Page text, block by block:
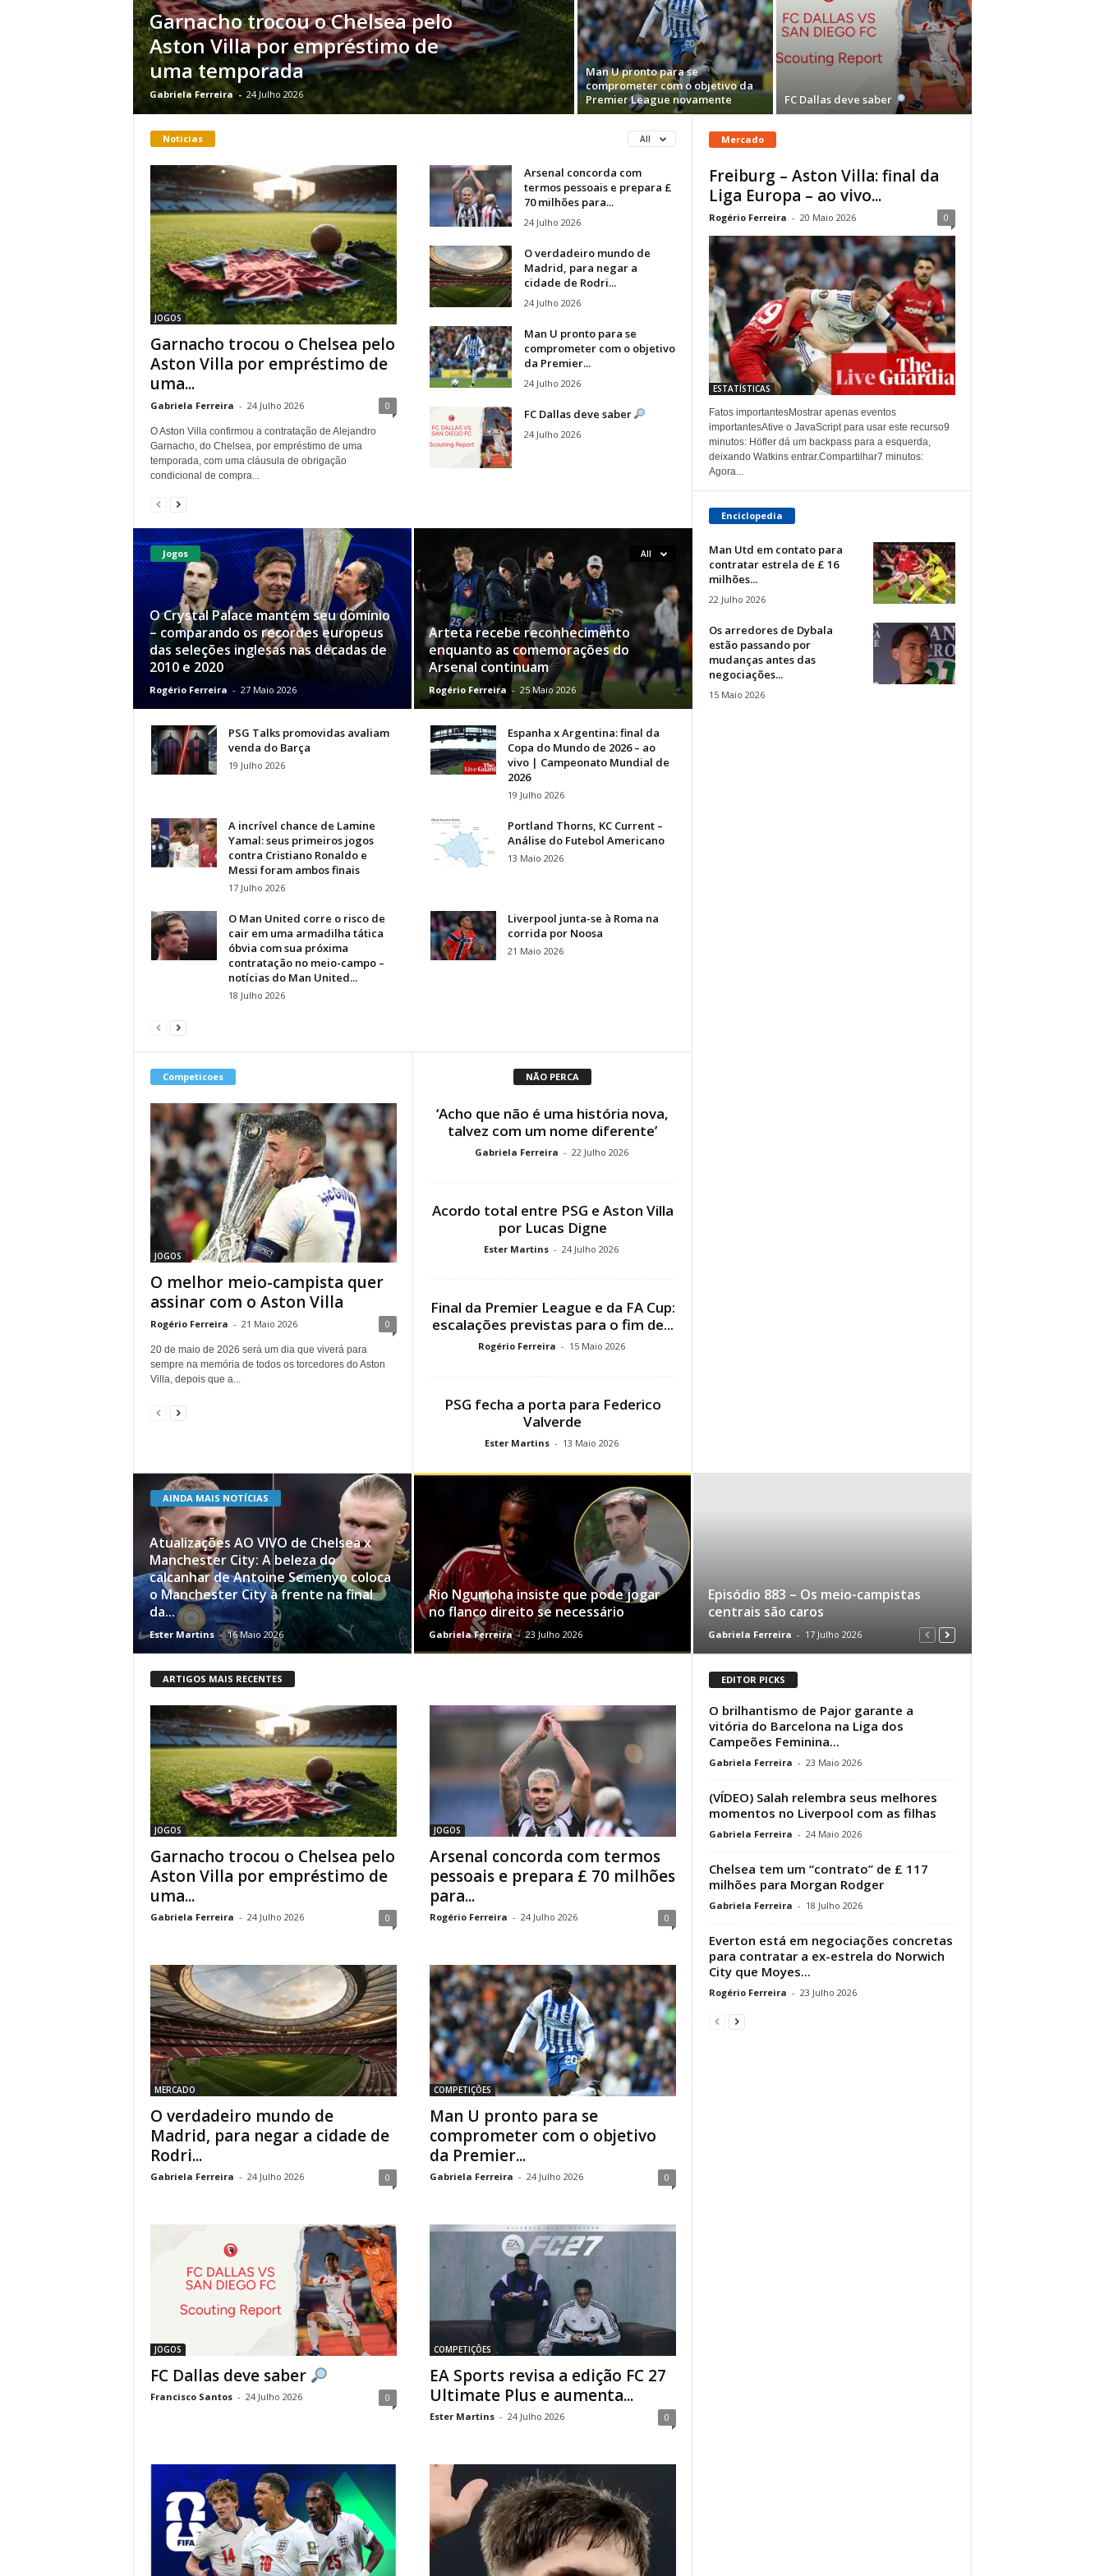
Garnacho trocou o Chelsea pelo
Aston Villa por empréstimo de
uma temporada
Gabriela Ferreira - 24 Julho 2026
Man U pronto para se
comprometer com o objetivo da
Premier League novamente
FC Dallas deve saber
Noticias All
JOGOS
Garnacho trocou o Chelsea pelo
Aston Villa por empréstimo de
uma...
Gabriela Ferreira - 24 Julho 2026 0
O Aston Villa confirmou a contratação de Alejandro
Garnacho, do Chelsea, por empréstimo de uma
temporada, com uma cláusula de obrigação
condicional de compra...
Arsenal concorda com
termos pessoais e prepara £
70 milhões para...
24 Julho 2026
O verdadeiro mundo de
Madrid, para negar a
cidade de Rodri...
24 Julho 2026
Man U pronto para se
comprometer com o objetivo
da Premier...
24 Julho 2026
FC Dallas deve saber
24 Julho 2026
Jogos All
O Crystal Palace mantém seu domínio
– comparando os recordes europeus
das seleções inglesas nas décadas de
2010 e 2020
Rogério Ferreira - 27 Maio 2026
Arteta recebe reconhecimento
enquanto as comemorações do
Arsenal continuam
Rogério Ferreira - 25 Maio 2026
PSG Talks promovidas avaliam
venda do Barça
19 Julho 2026
Espanha x Argentina: final da
Copa do Mundo de 2026 – ao
vivo | Campeonato Mundial de
2026
19 Julho 2026
A incrível chance de Lamine
Yamal: seus primeiros jogos
contra Cristiano Ronaldo e
Messi foram ambos finais
17 Julho 2026
Portland Thorns, KC Current –
Análise do Futebol Americano
13 Maio 2026
O Man United corre o risco de
cair em uma armadilha tática
óbvia com sua próxima
contratação no meio-campo –
notícias do Man United...
18 Julho 2026
Liverpool junta-se à Roma na
corrida por Noosa
21 Maio 2026
Competicoes
JOGOS
O melhor meio-campista quer
assinar com o Aston Villa
Rogério Ferreira - 21 Maio 2026 0
20 de maio de 2026 será um dia que viverá para
sempre na memória de todos os torcedores do Aston
Villa, depois que a...
NÃO PERCA
‘Acho que não é uma história nova,
talvez com um nome diferente’
Gabriela Ferreira - 22 Julho 2026
Acordo total entre PSG e Aston Villa
por Lucas Digne
Ester Martins - 24 Julho 2026
Final da Premier League e da FA Cup:
escalações previstas para o fim de...
Rogério Ferreira - 15 Maio 2026
PSG fecha a porta para Federico
Valverde
Ester Martins - 13 Maio 2026
Mercado
Freiburg – Aston Villa: final da
Liga Europa – ao vivo...
Rogério Ferreira - 20 Maio 2026 0
ESTATÍSTICAS
Fatos importantesMostrar apenas eventos
importantesAtive o JavaScript para usar este recurso9
minutos: Höfler dá um backpass para a esquerda,
deixando Watkins entrar.Compartilhar7 minutos:
Agora...
Enciclopedia
Man Utd em contato para
contratar estrela de £ 16
milhões...
22 Julho 2026
Os arredores de Dybala
estão passando por
mudanças antes das
negociações...
15 Maio 2026
AINDA MAIS NOTÍCIAS
Atualizações AO VIVO de Chelsea x
Manchester City: A beleza do
calcanhar de Antoine Semenyo coloca
o Manchester City à frente na final
da...
Ester Martins - 16 Maio 2026
Rio Ngumoha insiste que pode jogar
no flanco direito se necessário
Gabriela Ferreira - 23 Julho 2026
Episódio 883 – Os meio-campistas
centrais são caros
Gabriela Ferreira - 17 Julho 2026
ARTIGOS MAIS RECENTES
JOGOS
Garnacho trocou o Chelsea pelo
Aston Villa por empréstimo de
uma...
Gabriela Ferreira - 24 Julho 2026 0
JOGOS
Arsenal concorda com termos
pessoais e prepara £ 70 milhões
para...
Rogério Ferreira - 24 Julho 2026 0
MERCADO
O verdadeiro mundo de
Madrid, para negar a cidade de
Rodri...
Gabriela Ferreira - 24 Julho 2026 0
COMPETIÇÕES
Man U pronto para se
comprometer com o objetivo
da Premier...
Gabriela Ferreira - 24 Julho 2026 0
JOGOS
FC Dallas deve saber
Francisco Santos - 24 Julho 2026 0
COMPETIÇÕES
EA Sports revisa a edição FC 27
Ultimate Plus e aumenta...
Ester Martins - 24 Julho 2026 0
EDITOR PICKS
O brilhantismo de Pajor garante a
vitória do Barcelona na Liga dos
Campeões Feminina...
Gabriela Ferreira - 23 Maio 2026
(VÍDEO) Salah relembra seus melhores
momentos no Liverpool com as filhas
Gabriela Ferreira - 24 Maio 2026
Chelsea tem um “contrato” de £ 117
milhões para Morgan Rodger
Gabriela Ferreira - 18 Julho 2026
Everton está em negociações concretas
para contratar a ex-estrela do Norwich
City que Moyes...
Rogério Ferreira - 23 Julho 2026